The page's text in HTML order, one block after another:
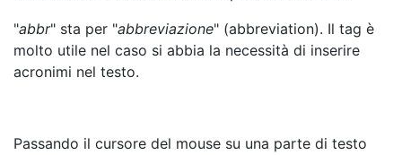
"abbr" sta per "abbreviazione" (abbreviation). Il tag è
molto utile nel caso si abbia la necessità di inserire
acronimi nel testo.
Passando il cursore del mouse su una parte di testo